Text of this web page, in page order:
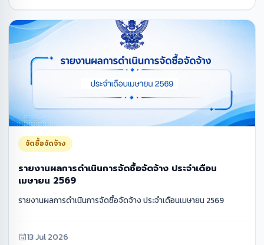
จัดซื้อจัดจ้าง
รายงานผลการดำเนินการจัดซื้อจัดจ้าง ประจำเดือน
เมษายน 2569
รายงานผลการดำเนินการจัดซื้อจัดจ้าง ประจำเดือนเมษายน 2569
13 Jul 2026